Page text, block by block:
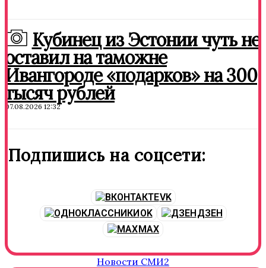
Кубинец из Эстонии чуть не
оставил на таможне
Ивангороде «подарков» на 300
тысяч рублей
07.08.2026 12:32
Подпишись на соцсети:
VK
OK
ДЗЕН
MAX
Новости СМИ2